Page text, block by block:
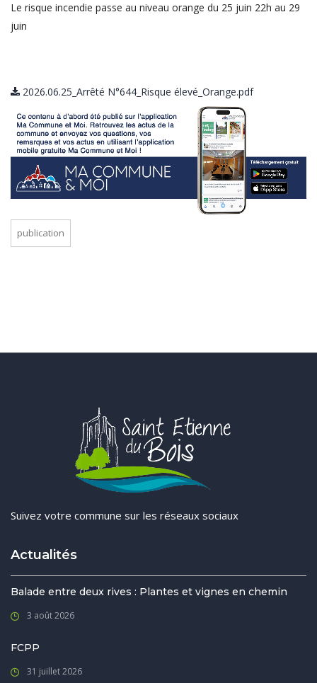
Le risque incendie passe au niveau orange du 25 juin 22h au 29
juin
2026.06.25_Arrêté N°644_Risque élevé_Orange.pdf
publication
Suivez votre commune sur les réseaux sociaux
Actualités
Balade entre deux rives : Plantes et vignes en chemin
3 août 2026
FCPP
31 juillet 2026